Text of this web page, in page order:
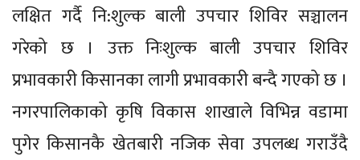
लक्षित गर्दै नि:शुल्क बाली उपचार शिविर सञ्चालन
गरेको छ । उक्त निःशुल्क बाली उपचार शिविर
प्रभावकारी किसानका लागी प्रभावकारी बन्दै गएको छ ।
नगरपालिकाको कृषि विकास शाखाले विभिन्न वडामा
पुगेर किसानकै खेतबारी नजिक सेवा उपलब्ध गराउँदै